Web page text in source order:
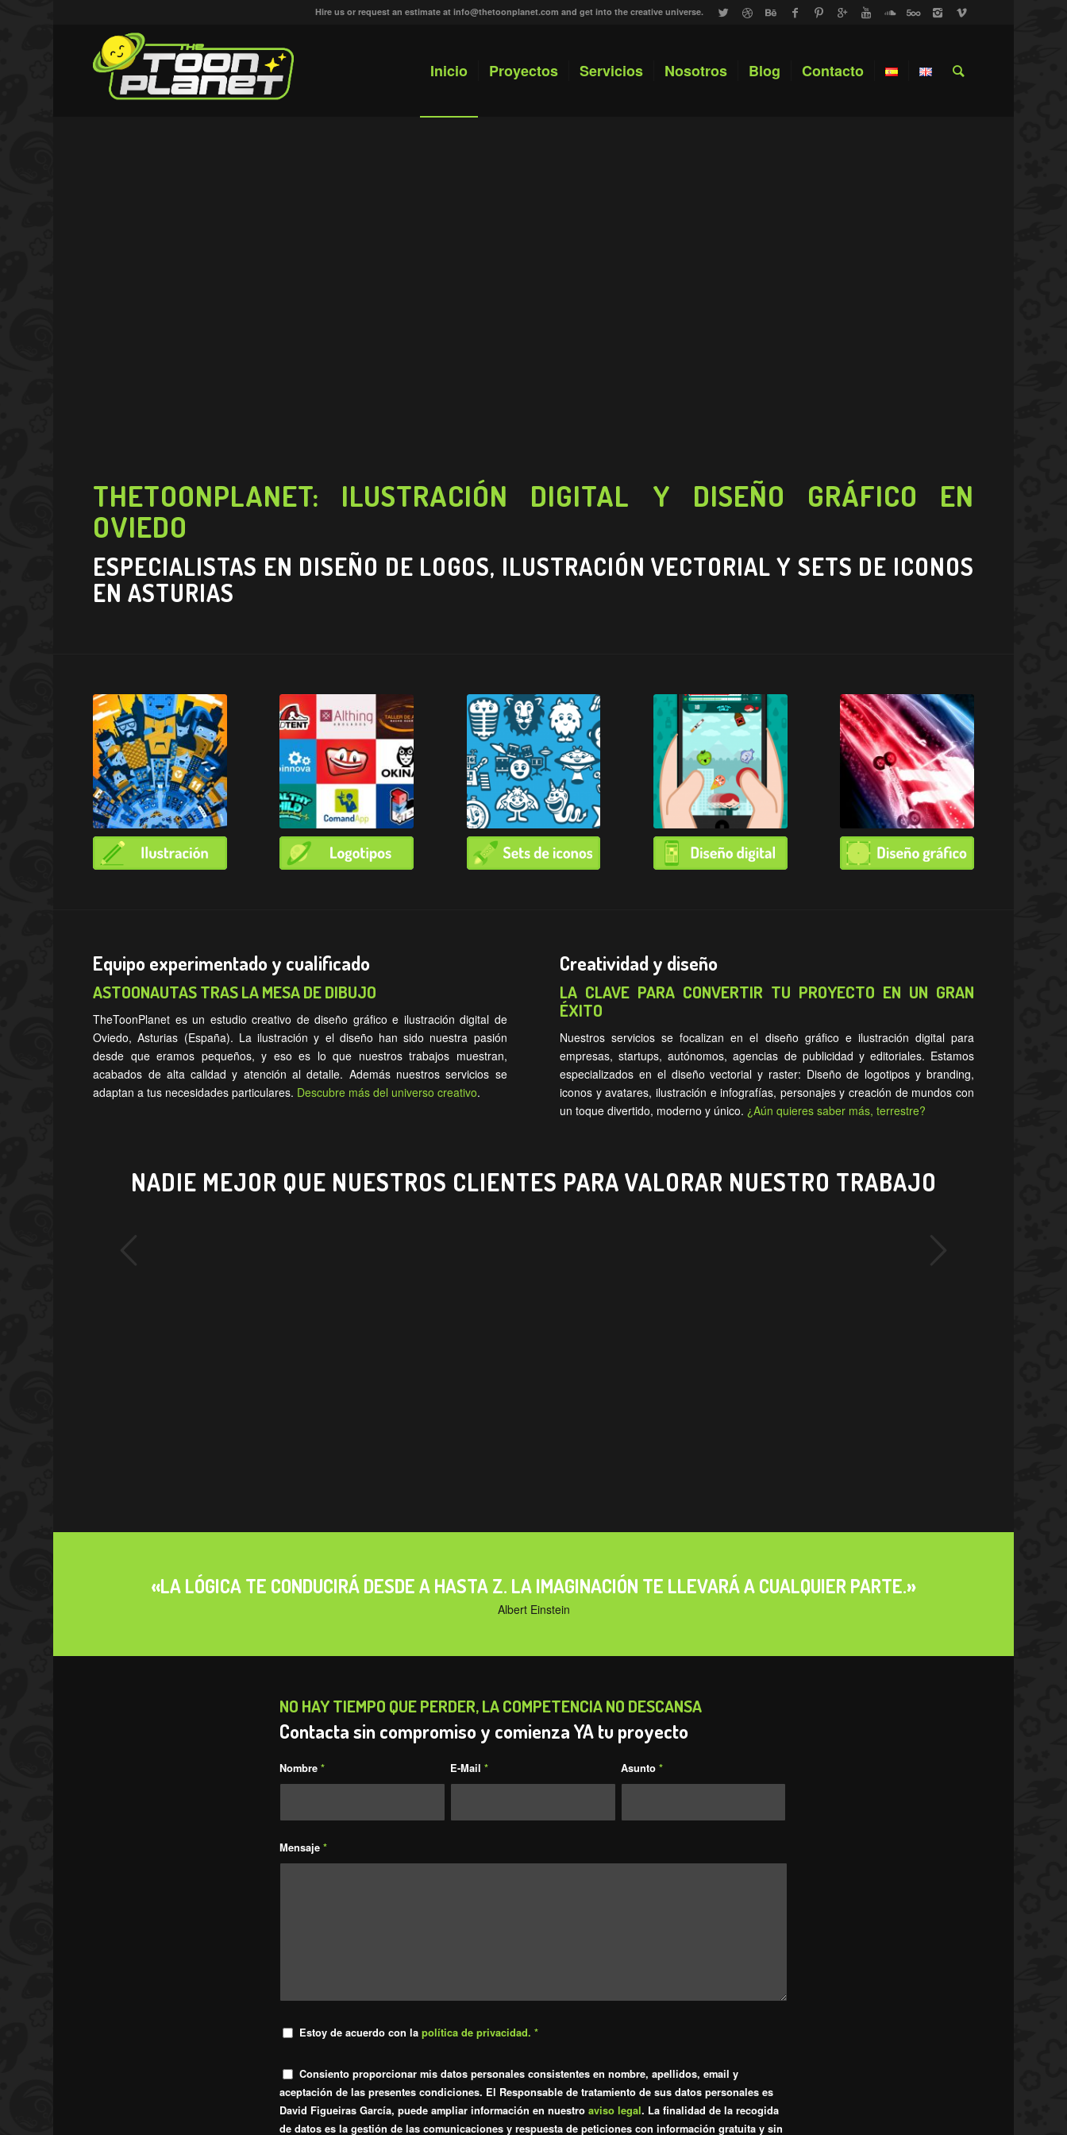
Hire us or request an estimate at info@thetoonplanet.com and get into the creative universe.
Inicio Proyectos Servicios Nosotros Blog Contacto
THETOONPLANET: ILUSTRACIÓN DIGITAL Y DISEÑO GRÁFICO EN
OVIEDO
ESPECIALISTAS EN DISEÑO DE LOGOS, ILUSTRACIÓN VECTORIAL Y SETS DE ICONOS
EN ASTURIAS
Equipo experimentado y cualificado
ASTOONAUTAS TRAS LA MESA DE DIBUJO
TheToonPlanet es un estudio creativo de diseño gráfico e ilustración digital de
Oviedo, Asturias (España). La ilustración y el diseño han sido nuestra pasión
desde que eramos pequeños, y eso es lo que nuestros trabajos muestran,
acabados de alta calidad y atención al detalle. Además nuestros servicios se
adaptan a tus necesidades particulares. Descubre más del universo creativo.
Creatividad y diseño
LA CLAVE PARA CONVERTIR TU PROYECTO EN UN GRAN
ÉXITO
Nuestros servicios se focalizan en el diseño gráfico e ilustración digital para
empresas, startups, autónomos, agencias de publicidad y editoriales. Estamos
especializados en el diseño vectorial y raster: Diseño de logotipos y branding,
iconos y avatares, ilustración e infografías, personajes y creación de mundos con
un toque divertido, moderno y único. ¿Aún quieres saber más, terrestre?
NADIE MEJOR QUE NUESTROS CLIENTES PARA VALORAR NUESTRO TRABAJO
«LA LÓGICA TE CONDUCIRÁ DESDE A HASTA Z. LA IMAGINACIÓN TE LLEVARÁ A CUALQUIER PARTE.»
Albert Einstein
NO HAY TIEMPO QUE PERDER, LA COMPETENCIA NO DESCANSA
Contacta sin compromiso y comienza YA tu proyecto
Nombre* E-Mail* Asunto *
Mensaje*
Estoy de acuerdo con lapolítica de privacidad. *
Consiento proporcionar mis datos personales consistentes en nombre, apellidos, email y
aceptación de las presentes condiciones. El Responsable de tratamiento de sus datos personales es
David Figueiras García, puede ampliar información en nuestroaviso legal. La finalidad de la recogida
de datos es la gestión de las comunicaciones y respuesta de peticiones con información gratuita y sin